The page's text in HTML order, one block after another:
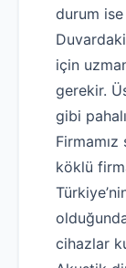
durum
için
gerekir.
gibi
köklü
cihazlar